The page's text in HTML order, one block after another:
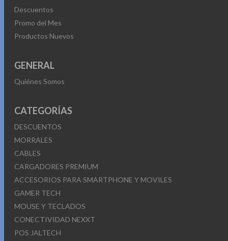
Descuentos
Promo del Mes
Productos Nuevos
GENERAL
Quiénes Somos
CATEGORÍAS
DESCUENTOS
MORRALES
CABLES
CARGADORES PREMIUM
ACCESORIOS PARA SMARTPHONE Y MOVILES
GAMER TECH
MOUSE Y TECLADOS
CONECTIVIDAD NEXXT
POS JALTECH